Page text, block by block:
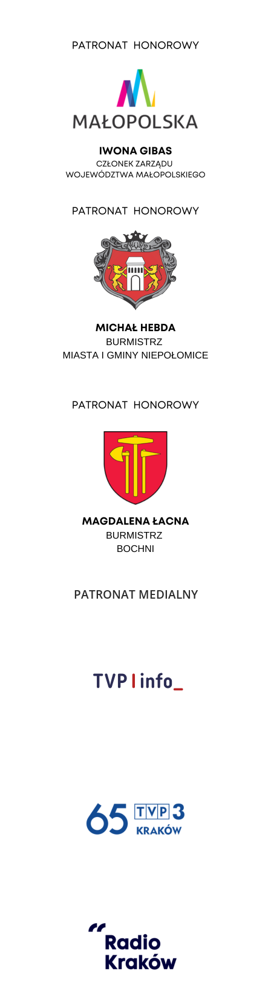
PATRONAT MEDIALNY